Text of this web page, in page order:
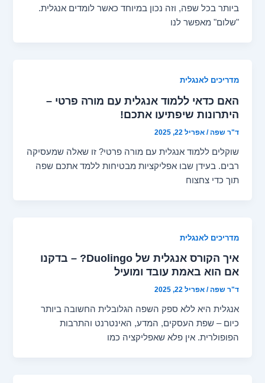
ביותר בכל שפה, וזה נכון במיוחד כאשר לומדים אנגלית.
"שלום" מאפשר לנו
מדריכים לאנגלית
האם כדאי ללמוד אנגלית עם מורה פרטי –
היתרונות שיפתיעו אתכם!
ד"ר שפה/אפריל 22, 2025
שוקלים ללמוד אנגלית עם מורה פרטי? זו שאלה שמעסיקה
רבים. בעידן שבו אפליקציות מבטיחות ללמד אתכם שפה
תוך כדי צחצוח
מדריכים לאנגלית
איך הקורס אנגלית של Duolingo? – בדקנו
אם הוא באמת עובד ומועיל
ד"ר שפה/אפריל 22, 2025
אנגלית היא ללא ספק השפה הגלובלית החשובה ביותר
כיום – שפת העסקים, המדע, האינטרנט והתרבות
הפופולרית. אין פלא שאפליקציה כמו